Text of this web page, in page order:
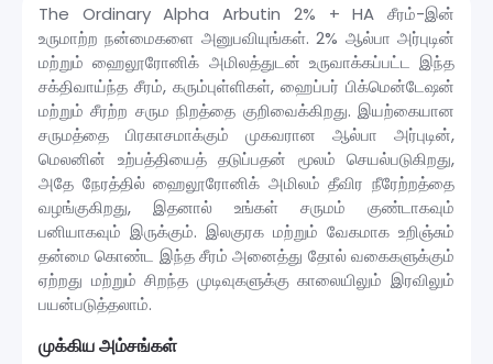
The Ordinary Alpha Arbutin 2% + HA சீரம்-இன்
உருமாற்ற நன்மைகளை அனுபவியுங்கள். 2% ஆல்பா அர்புடின்
மற்றும் ஹைலூரோனிக் அமிலத்துடன் உருவாக்கப்பட்ட இந்த
சக்திவாய்ந்த சீரம், கரும்புள்ளிகள், ஹைப்பர் பிக்மென்டேஷன்
மற்றும் சீரற்ற சரும நிறத்தை குறிவைக்கிறது. இயற்கையான
சருமத்தை பிரகாசமாக்கும் முகவரான ஆல்பா அர்புடின்,
மெலனின் உற்பத்தியைத் தடுப்பதன் மூலம் செயல்படுகிறது,
அதே நேரத்தில் ஹைலூரோனிக் அமிலம் தீவிர நீரேற்றத்தை
வழங்குகிறது, இதனால் உங்கள் சருமம் குண்டாகவும்
பனியாகவும் இருக்கும். இலகுரக மற்றும் வேகமாக உறிஞ்சும்
தன்மை கொண்ட இந்த சீரம் அனைத்து தோல் வகைகளுக்கும்
ஏற்றது மற்றும் சிறந்த முடிவுகளுக்கு காலையிலும் இரவிலும்
பயன்படுத்தலாம்.
முக்கிய அம்சங்கள்